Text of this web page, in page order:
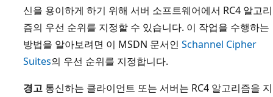
신을 용이하게 하기 위해 서버 소프트웨어에서 RC4 알고리
즘의 우선 순위를 지정할 수 있습니다. 이 작업을 수행하는
방법을 알아보려면 이 MSDN 문서인 Schannel Cipher
Suites의 우선 순위를 지정합니다.
경고 통신하는 클라이언트 또는 서버는 RC4 알고리즘을 지